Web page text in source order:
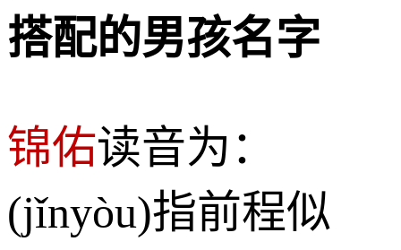
搭配的男孩名字
锦佑读音为：
(jǐnyòu)指前程似